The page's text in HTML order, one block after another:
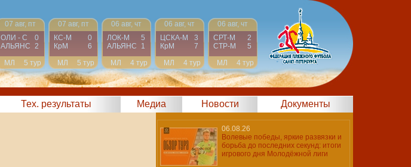
07 авг, пт
ОЛИ - С
0
АЛЬЯНС 2
МЛ
5 тур
07 авг, пт
КС-М
0
КрМ
6
МЛ
5 тур
06 авг, чт
ЛОК-М
5
АЛЬЯНС
1
МЛ
4 тур
06 авг, чт
ЦСКА-М
3
КрМ
7
МЛ
4 тур
06 авг, чт
СРТ-М
2
СТР-М
5
МЛ
4 тур
Тех. результаты Медиа Новости Документы
06.08.26
Волевые победы, яркие развязки и
борьба до последних секунд: итоги
игрового дня Молодёжной лиги